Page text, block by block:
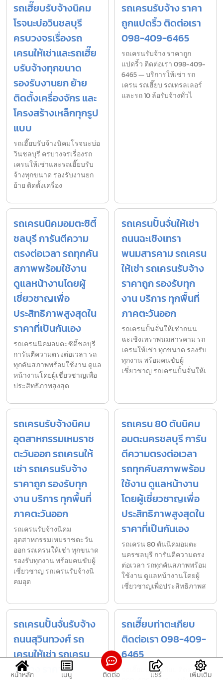
รถเฮี๊ยบรับจ้างนิคม
โรจนะบ่อวินชลบุรี
ครบวงจรเรื่องรถ
เครนให้เช่าและรถเฮี๊ย
บรับจ้างทุกขนาด
รองรับงานยก ย้าย
ติดตั้งเครื่องจักร และ
โครงสร้างเหล็กทุกรูป
แบบ
รถเฮี๊ยบรับจ้างนิคมโรจนะบ่อ
วินชลบุรี ครบวงจรเรื่องรถ
เครนให้เช่าและรถเฮี๊ยบรับ
จ้างทุกขนาด รองรับงานยก
ย้าย ติดตั้งเครื่อง
รถเครนรับจ้าง ราคา
ถูกแปดริ้ว ติดต่อเรา
098-409-6465
รถเครนรับจ้าง ราคาถูก
แปดริ้ว ติดต่อเรา 098-409-
6465 — บริการให้เช่า รถ
เครน รถเฮี๊ยบ รถเทรลเลอร์
และรถ 10 ล้อรับจ้างทั่วไ
รถเครนนิคมอมตะซิตี้
ชลบุรี การันตีความ
ตรงต่อเวลา รถทุกคัน
สภาพพร้อมใช้งาน
ดูแลหน้างานโดยผู้
เชี่ยวชาญเพื่อ
ประสิทธิภาพสูงสุดใน
ราคาที่เป็นกันเอง
รถเครนนิคมอมตะซิตี้ชลบุรี
การันตีความตรงต่อเวลา รถ
ทุกคันสภาพพร้อมใช้งาน ดูแล
หน้างานโดยผู้เชี่ยวชาญเพื่อ
ประสิทธิภาพสูงสุด
รถเครนปั้นจั่นให้เช่า
ถนนฉะเชิงเทรา
พนมสารคาม รถเครน
ให้เช่า รถเครนรับจ้าง
ราคาถูก รองรับทุก
งาน บริการ ทุกพื้นที่
ภาคตะวันออก
รถเครนปั้นจั่นให้เช่าถนน
ฉะเชิงเทราพนมสารคาม รถ
เครนให้เช่า ทุกขนาด รองรับ
ทุกงาน พร้อมคนขับผู้
เชี่ยวชาญ รถเครนปั้นจั่นให้เ
รถเครนรับจ้างนิคม
อุตสาหกรรมเหมราช
ตะวันออก รถเครนให้
เช่า รถเครนรับจ้าง
ราคาถูก รองรับทุก
งาน บริการ ทุกพื้นที่
ภาคตะวันออก
รถเครนรับจ้างนิคม
อุตสาหกรรมเหมราชตะวัน
ออก รถเครนให้เช่า ทุกขนาด
รองรับทุกงาน พร้อมคนขับผู้
เชี่ยวชาญ รถเครนรับจ้างนิ
คมอุต
รถเครน 80 ตันนิคม
อมตะนครชลบุรี การัน
ตีความตรงต่อเวลา
รถทุกคันสภาพพร้อม
ใช้งาน ดูแลหน้างาน
โดยผู้เชี่ยวชาญเพื่อ
ประสิทธิภาพสูงสุดใน
ราคาที่เป็นกันเอง
รถเครน 80 ตันนิคมอมตะ
นครชลบุรี การันตีความตรง
ต่อเวลา รถทุกคันสภาพพร้อม
ใช้งาน ดูแลหน้างานโดยผู้
เชี่ยวชาญเพื่อประสิทธิภาพส
รถเครนปั้นจั่นรับจ้าง
ถนนสุวินทวงศ์ รถ
เครนให้เช่า รถเครน
รับจ้าง ราคาถูก
รถเฮี๊ยบท่าตะเกียบ
ติดต่อเรา 098-409-
6465
รถเฮี๊ยบท่าตะเกียบ ติดต่อเรา
หน้าหลัก เมนู ติดต่อ แชร์ เพิ่มเติม